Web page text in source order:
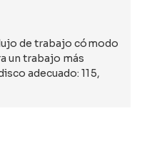
de trabajo cómodo
un trabajo más
adecuado: 115,